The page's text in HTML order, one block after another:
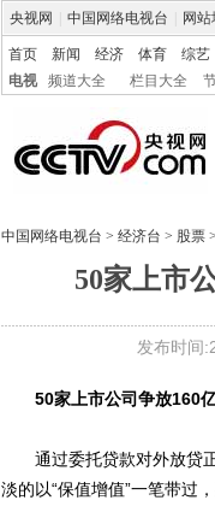
央视网 中国网络电视台 网站
首页 新闻 经济 体育 综艺
电视
频道大全 栏目大全
中国网络电视台 > 经济台 > 股票 >
50家上市
发布时间
50家上市公司争放160
通过委托贷款对外放贷正
淡的以“保值增值”一笔带过